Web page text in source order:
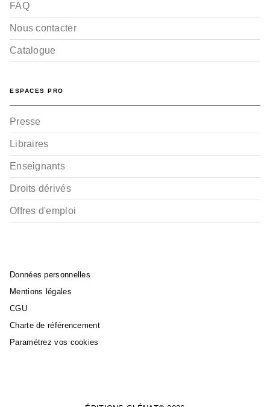
FAQ
Nous contacter
Catalogue
ESPACES PRO
Presse
Libraires
Enseignants
Droits dérivés
Offres d'emploi
Données personnelles
Mentions légales
CGU
Charte de référencement
Paramétrez vos cookies